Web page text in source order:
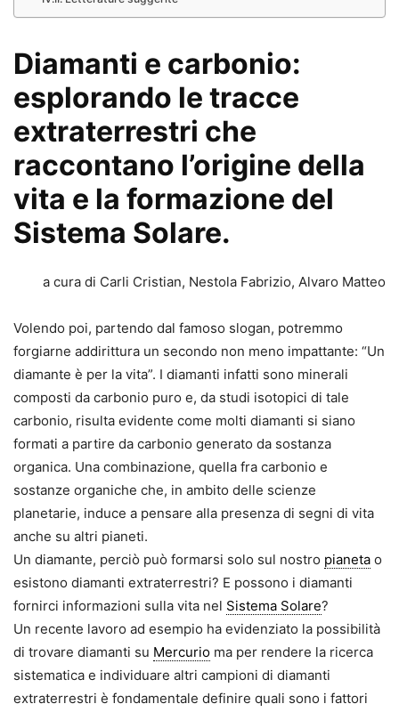
Diamanti e carbonio:
esplorando le tracce
extraterrestri che
raccontano l’origine della
vita e la formazione del
Sistema Solare.
a cura di Carli Cristian, Nestola Fabrizio, Alvaro Matteo
Volendo poi, partendo dal famoso slogan, potremmo
forgiarne addirittura un secondo non meno impattante: “Un
diamante è per la vita”. I diamanti infatti sono minerali
composti da carbonio puro e, da studi isotopici di tale
carbonio, risulta evidente come molti diamanti si siano
formati a partire da carbonio generato da sostanza
organica. Una combinazione, quella fra carbonio e
sostanze organiche che, in ambito delle scienze
planetarie, induce a pensare alla presenza di segni di vita
anche su altri pianeti.
Un diamante, perciò può formarsi solo sul nostro pianeta o
esistono diamanti extraterrestri? E possono i diamanti
fornirci informazioni sulla vita nel Sistema Solare?
Un recente lavoro ad esempio ha evidenziato la possibilità
di trovare diamanti su Mercurio ma per rendere la ricerca
sistematica e individuare altri campioni di diamanti
extraterrestri è fondamentale definire quali sono i fattori